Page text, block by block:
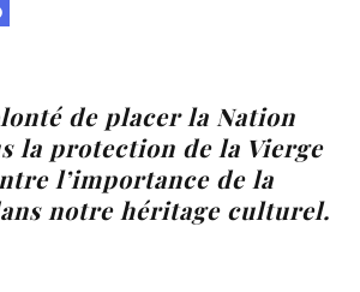
de placer la Nation
la protection de la Vierge
l’importance de la
notre héritage culturel.